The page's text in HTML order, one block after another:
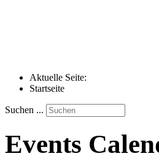
Aktuelle Seite:
Startseite
Suchen ...
Events